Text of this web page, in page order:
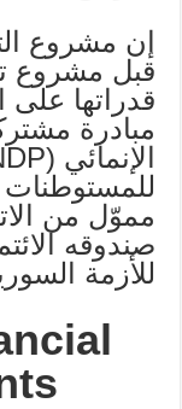
إن مشروع
قبل مشروع
قدراتها
مبادرة
مموّل من
صندوقه
للأزمة